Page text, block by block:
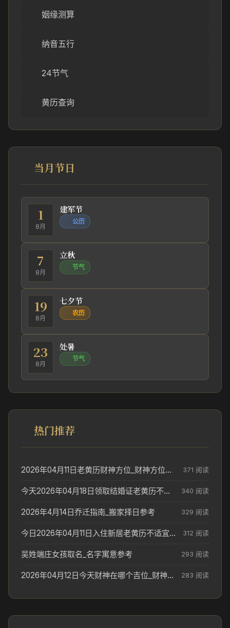
姻缘测算
纳音五行
24节气
黄历查询
当月节日
1
8月
建军节
公历
7
8月
立秋
节气
19
8月
七夕节
农历
23
8月
处暑
节气
热门推荐
2026年04月11日老黄历财神方位_财神方位与供奉讲究 371 阅读
今天2026年04月18日领取结婚证老黄历不适合吗_领证日期参考 340 阅读
2026年4月14日乔迁指南_搬家择日参考 329 阅读
今日2026年04月11日入住新居老黄历不适宜吗_搬家择日参考 312 阅读
吴姓端庄女孩取名_名字寓意参考 293 阅读
2026年04月12日今天财神在哪个吉位_财神方位参考 283 阅读